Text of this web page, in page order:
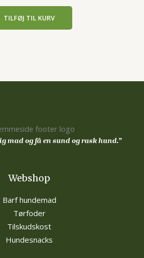
TILFØJ TIL KURV
mad og få en sund og rask hund.”
Webshop
Barf hundemad
Tørfoder
Tilskudskost
Hundesnacks